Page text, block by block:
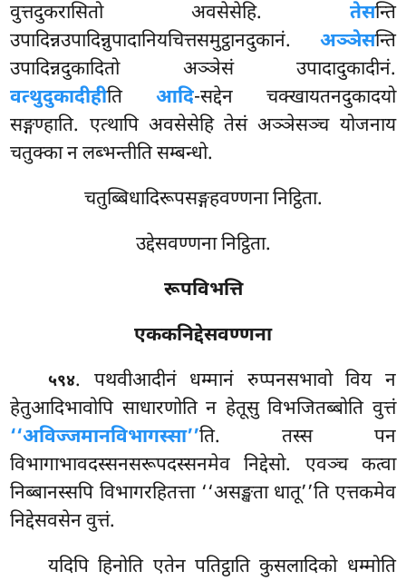
वुत्तदुकरासितो अवसेसेहि. तेसन्ति
उपादिन्नउपादिन्नुपादानियचित्तसमुट्ठानदुकानं. अञ्ञेसन्ति
उपादिन्नदुकादितो अञ्ञेसं उपादादुकादीनं.
वत्थुदुकादीहीति आदि-सद्देन चक्खायतनदुकादयो
सङ्गण्हाति. एत्थापि अवसेसेहि तेसं अञ्ञेसञ्च योजनाय
चतुक्का न लब्भन्तीति सम्बन्धो.
चतुब्बिधादिरूपसङ्गहवण्णना निट्ठिता.
उद्देसवण्णना निट्ठिता.
रूपविभत्ति
एककनिद्देसवण्णना
५९४. पथवीआदीनं धम्मानं रुप्पनसभावो विय न
हेतुआदिभावोपि साधारणोति न हेतूसु विभजितब्बोति वुत्तं
‘‘अविज्जमानविभागस्सा’’ति. तस्स पन
विभागाभावदस्सनसरूपदस्सनमेव निद्देसो. एवञ्च कत्वा
निब्बानस्सपि विभागरहितत्ता ‘‘असङ्खता धातू’’ति एत्तकमेव
निद्देसवसेन वुत्तं.
यदिपिहिनोति एतेन पतिट्ठाति कुसलादिको धम्मोति